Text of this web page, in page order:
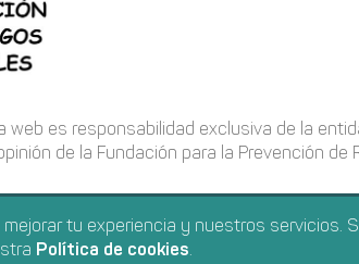
web es responsabilidad exclusiva de la
de la Fundación para la Prevención de
DOCUMENTACIÓN
tu experiencia y nuestros
Política de cookies.